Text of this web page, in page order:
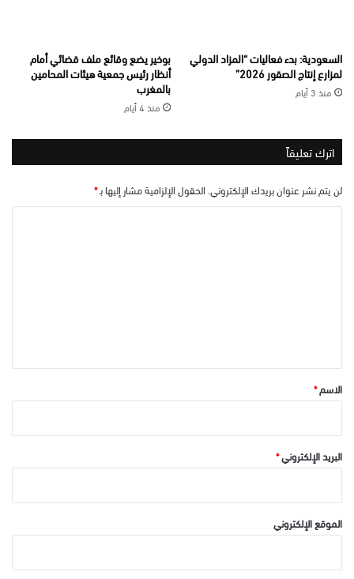
السعودية: بدء فعاليات “المزاد الدولي
لمزارع إنتاج الصقور 2026”
منذ 3 أيام
بوخير يضع وقائع ملف قضائي أمام
أنظار رئيس جمعية هيئات المحامين
بالمغرب
منذ 4 أيام
اترك تعليقاً
لن يتم نشر عنوان بريدك الإلكتروني. الحقول الإلزامية مشار إليها بـ*
*الاسم*
البريد الإلكتروني*
الموقع الإلكتروني